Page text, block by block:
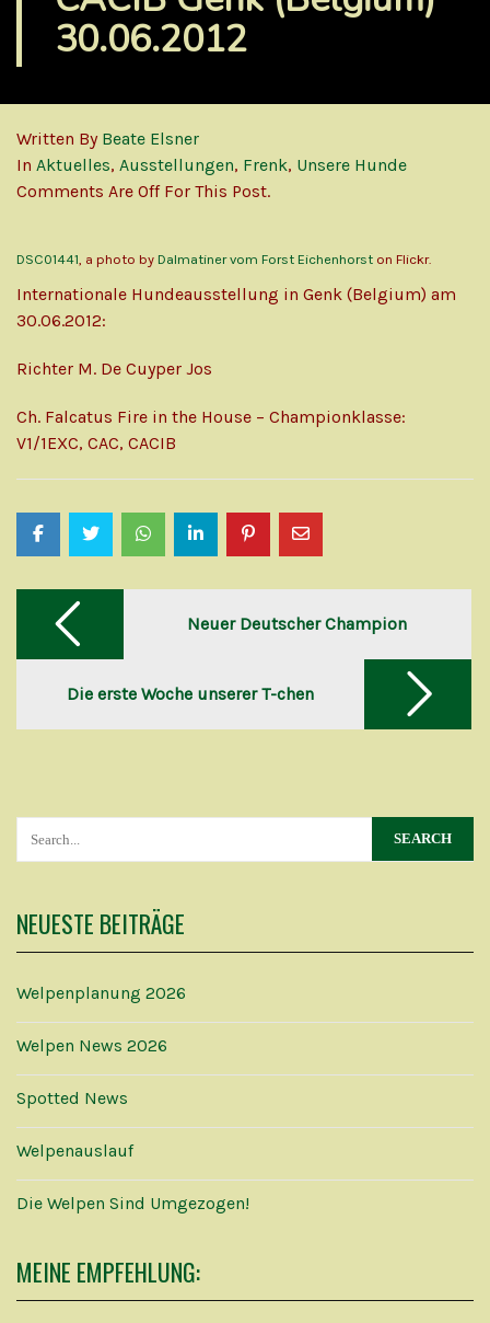
30.06.2012
Written By Beate Elsner
In Aktuelles, Ausstellungen, Frenk, Unsere Hunde
Comments Are Off For This Post.
DSC01441, a photo by Dalmatiner vom Forst Eichenhorst on Flickr.
Internationale Hundeausstellung in Genk (Belgium) am
30.06.2012:
Richter M. De Cuyper Jos
Ch. Falcatus Fire in the House – Championklasse:
V1/1EXC, CAC, CACIB
Post
navigation Neuer Deutscher Champion
Die erste Woche unserer T-chen
NEUESTE BEITRÄGE
Welpenplanung 2026
Welpen News 2026
Spotted News
Welpenauslauf
Die Welpen Sind Umgezogen!
MEINE EMPFEHLUNG: